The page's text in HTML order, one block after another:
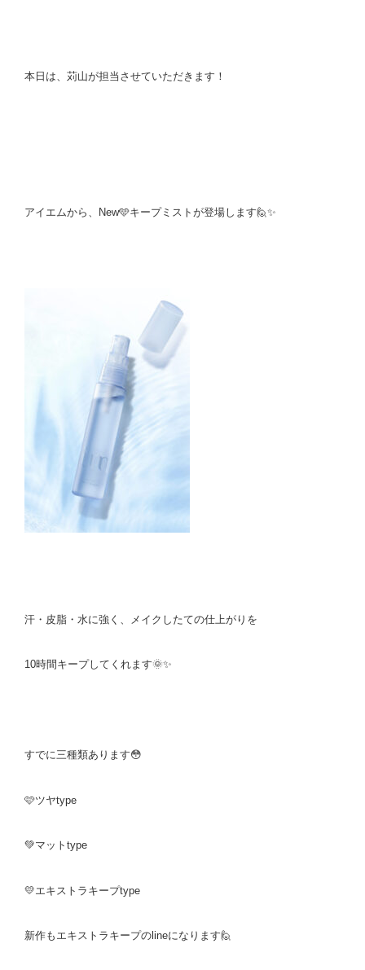
本日は、苅山が担当させていただきます！
アイエムから、New🩵キープミストが登場します🙋✨
汗・皮脂・水に強く、メイクしたての仕上がりを
10時間キープしてくれます🌞✨
すでに三種類あります😳
🩷ツヤtype
💚マットtype
💛エキストラキープtype
新作もエキストラキープのlineになります🙋